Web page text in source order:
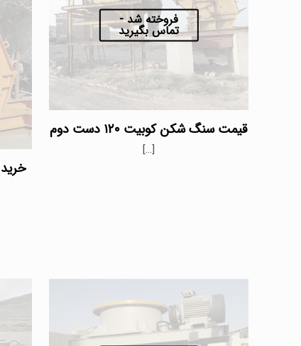
فروخته شد -
تماس بگیرید
قیمت سنگ شکن کوبیت ۱۲۰ دست دوم
[…]